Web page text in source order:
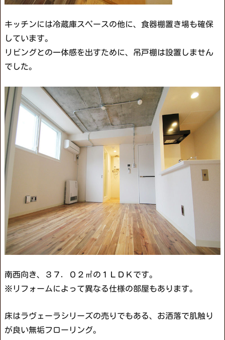
キッチンには冷蔵庫スペースの他に、食器棚置き場も確保
しています。
リビングとの一体感を出すために、吊戸棚は設置しません
でした。
南西向き、３７．０２㎡の１ＬＤＫです。
※リフォームによって異なる仕様の部屋もあります。
床はラヴェーラシリーズの売りでもある、お洒落で肌触り
が良い無垢フローリング。